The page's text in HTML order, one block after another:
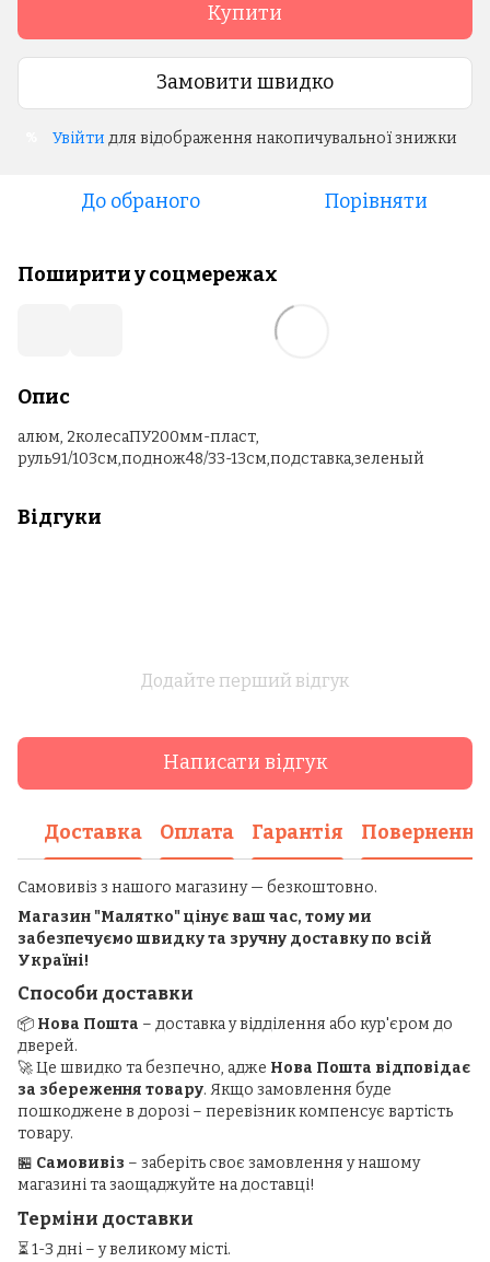
Купити
Замовити швидко
Увійти для відображення накопичувальної знижки
До обраного Порівняти
Поширити у соцмережах
Опис
алюм, 2колесаПУ200мм-пласт,
руль91/103см,поднож48/33-13см,подставка,зеленый
Відгуки
Додайте перший відгук
Написати відгук
Доставка Оплата Гарантія Повернення
Самовивіз з нашого магазину — безкоштовно.
Магазин "Малятко" цінує ваш час, тому ми
забезпечуємо швидку та зручну доставку по всій
Україні!
Способи доставки
📦 Нова Пошта – доставка у відділення або кур'єром до
дверей.
🚀 Це швидко та безпечно, адже Нова Пошта відповідає
за збереження товару. Якщо замовлення буде
пошкоджене в дорозі – перевізник компенсує вартість
товару.
🏪 Самовивіз – заберіть своє замовлення у нашому
магазині та заощаджуйте на доставці!
Терміни доставки
⏳ 1-3 дні – у великому місті.